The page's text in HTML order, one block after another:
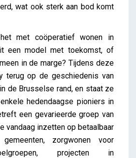
wat ook sterk aan bod komt
met coöperatief wonen in
een model met toekomst, of
in de marge? Tijdens deze
terug op de geschiedenis van
de Brusselse rand, en staat ze
hedendaagse pioniers in
een gevarieerde groep van
vandaag inzetten op betaalbaar
zorgwonen voor
projecten in